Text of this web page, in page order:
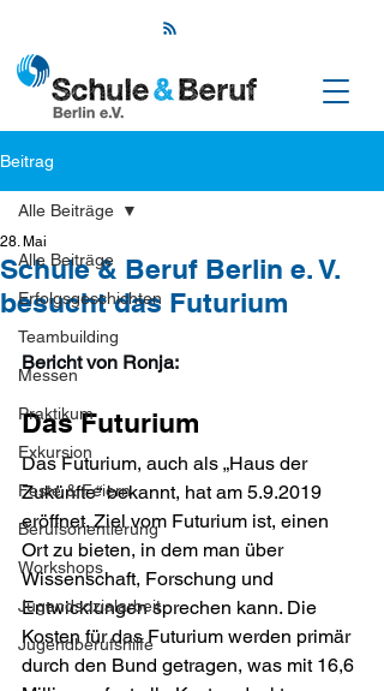
Beitrag
Alle Beiträge
Erfolgsgeschichten
Teambuilding
Messen
Praktikum
Exkursion
Feste & Feiern
Berufsorientierung
Workshops
Jugendsozialarbeit
Jugendberufshilfe
Alle Beiträge
Schule & Beruf Berlin e. V.
besucht das Futurium
28. Mai
Bericht von Ronja:
Das Futurium
Das Futurium, auch als „Haus der
Zukünfte“ bekannt, hat am 5.9.2019
eröffnet. Ziel vom Futurium ist, einen
Ort zu bieten, in dem man über
Wissenschaft, Forschung und
Entwicklungen sprechen kann. Die
Kosten für das Futurium werden primär
durch den Bund getragen, was mit 16,6